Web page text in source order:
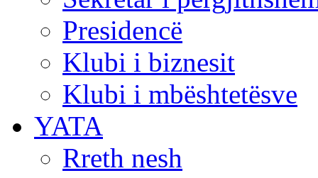
Presidencë
Klubi i biznesit
Klubi i mbështetësve
YATA
Rreth nesh